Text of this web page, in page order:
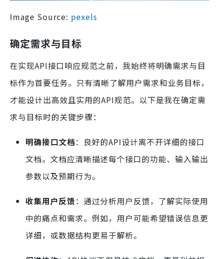
Image Source: pexels
确定需求与目标
在实现API接口响应规范之前，我始终将明确需求与目
标作为首要任务。只有清晰了解用户需求和业务目标，
才能设计出高效且实用的API规范。以下是我在确定需
求与目标时的关键步骤：
明确接口文档：良好的API设计离不开详细的接口
文档。文档应清晰描述每个接口的功能、输入输出
参数以及预期行为。
收集用户反馈：通过分析用户反馈，了解实际使用
中的痛点和需求。例如，用户可能希望错误信息更
详细，或数据结构更易于解析。